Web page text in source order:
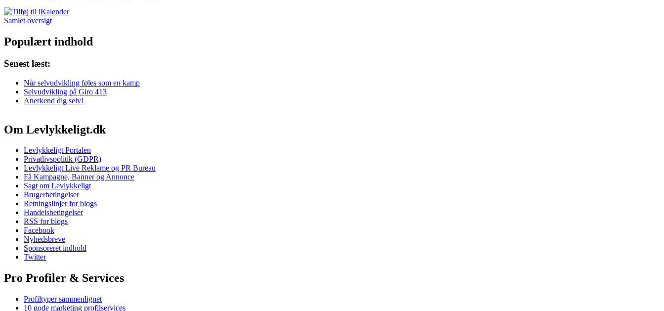
Samlet oversigt
Populært indhold
Senest læst:
Når selvudvikling føles som en kamp
Selvudvikling på Giro 413
Anerkend dig selv!
Om Levlykkeligt.dk
Levlykkeligt Portalen
Privatlivspolitik (GDPR)
Levlykkeligt Live Reklame og PR Bureau
Få Kampagne, Banner og Annonce
Sagt om Levlykkeligt
Brugerbetingelser
Retningslinjer for blogs
Handelsbetingelser
RSS for blogs
Facebook
Nyhedsbreve
Sponsoreret indhold
Twitter
Pro Profiler & Services
Profiltyper sammenlignet
10 gode marketing profilservices